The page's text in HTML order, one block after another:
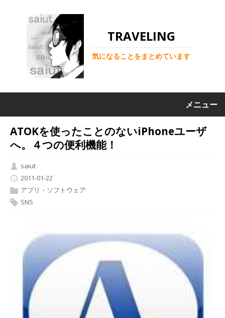
TRAVELING
気になることをまとめています
メニュー
ATOKを使ったことのないiPhoneユーザ
へ。４つの便利機能！
saiut
2011-01-22
アプリ・ソフトウェア
SNS